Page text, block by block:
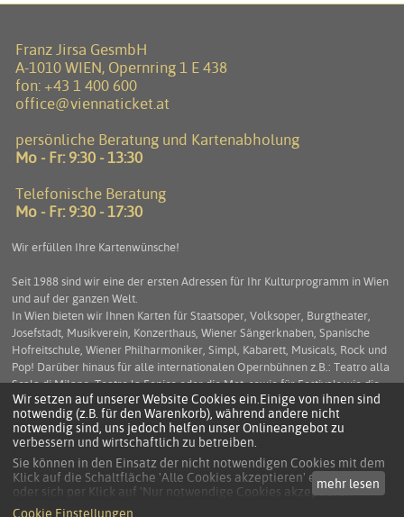
Franz Jirsa GesmbH
A-1010 WIEN, Opernring 1 E 438
fon: +43 1 400 600
office@viennaticket.at
persönliche Beratung und Kartenabholung
Mo - Fr: 9:30 - 13:30
Telefonische Beratung
Mo - Fr: 9:30 - 17:30
Wir erfüllen Ihre Kartenwünsche!
Seit 1988 sind wir eine der ersten Adressen für Ihr Kulturprogramm in Wien
und auf der ganzen Welt.
In Wien bieten wir Ihnen Karten für Staatsoper, Volksoper, Burgtheater,
Josefstadt, Musikverein, Konzerthaus, Wiener Sängerknaben, Spanische
Hofreitschule, Wiener Philharmoniker, Simpl, Kabarett, Musicals, Rock und
Pop! Darüber hinaus für alle internationalen Opernbühnen z.B.: Teatro alla
Scala di Milano, Teatro la Fenice oder die Met, sowie für Festivals wie die
Salzburger Festspiele, die Arena di Verona und viele mehr. Service und
Beratung stehen an erster Stelle um Ihnen einen unbeschwerten
Kulturgenuss zu ermöglichen.
KONTAKT
DATENSCHUTZ
Wir setzen auf unserer Website Cookies ein.Einige von ihnen sind
notwendig (z.B. für den Warenkorb), während andere nicht
notwendig sind, uns jedoch helfen unser Onlineangebot zu
verbessern und wirtschaftlich zu betreiben.
Sie können in den Einsatz der nicht notwendigen Cookies mit dem
Klick auf die Schaltfläche 'Alle Cookies akzeptieren' einwilligen
oder sich per Klick auf 'Nur notwendige Cookies akzeptieren'
anders entscheiden.
mehr lesen
Cookie Einstellungen